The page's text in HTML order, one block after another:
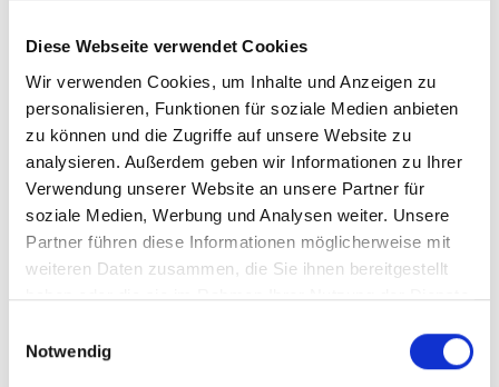
Diese Webseite verwendet Cookies
Wir verwenden Cookies, um Inhalte und Anzeigen zu
personalisieren, Funktionen für soziale Medien anbieten
zu können und die Zugriffe auf unsere Website zu
analysieren. Außerdem geben wir Informationen zu Ihrer
Verwendung unserer Website an unsere Partner für
soziale Medien, Werbung und Analysen weiter. Unsere
Partner führen diese Informationen möglicherweise mit
weiteren Daten zusammen, die Sie ihnen bereitgestellt
haben oder die sie im Rahmen Ihrer Nutzung der Dienste
Notwendig
Museumsmanagements reichen von der
strategischen Ausrichtung und Planung über
Finanzierung, Controlling, Fundraising, Sponsoring,
Führung, Organisations- und
Personalentwicklung, Ehrenamts- und
Förderkreismanagement, Marketing,
Zielgruppen- und Publikumsorientierung,
Öffentlichkeitsarbeit, Veranstaltungs- und
Servicemanagement bis hin zu digital-analogen
Strategien und Qualitätssicherung. Hierbei geht
es nicht um eine einfache Übernahme von